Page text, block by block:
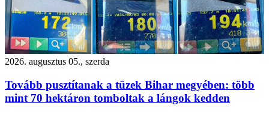
2026. augusztus 05., szerda
Tovább pusztítanak a tüzek Bihar megyében: több
mint 70 hektáron tomboltak a lángok kedden